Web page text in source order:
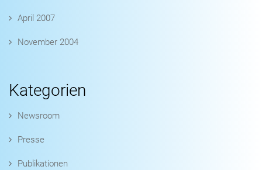
April 2007
November 2004
Kategorien
Newsroom
Presse
Publikationen